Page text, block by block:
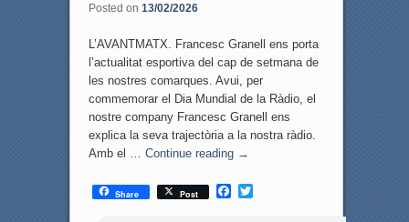
Posted on 13/02/2026
L’AVANTMATX. Francesc Granell ens porta
l’actualitat esportiva del cap de setmana de
les nostres comarques. Avui, per
commemorar el Dia Mundial de la Ràdio, el
nostre company Francesc Granell ens
explica la seva trajectòria a la nostra ràdio.
Amb el … Continue reading →
Share Post
F
T